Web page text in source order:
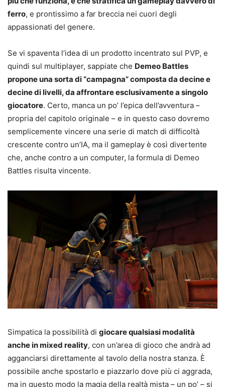
ferro, e prontissimo a far breccia nei cuori degli
appassionati del genere.
Se vi spaventa l’idea di un prodotto incentrato sul PVP, e
quindi sul multiplayer, sappiate che Demeo Battles
propone una sorta di “campagna” composta da decine e
decine di livelli, da affrontare esclusivamente a singolo
giocatore. Certo, manca un po’ l’epica dell’avventura –
propria del capitolo originale – e in questo caso dovremo
semplicemente vincere una serie di match di difficoltà
crescente contro un’IA, ma il gameplay è così divertente
che, anche contro a un computer, la formula di Demeo
Battles risulta vincente.
Simpatica la possibilità di giocare qualsiasi modalità
anche in mixed reality, con un’area di gioco che andrà ad
agganciarsi direttamente al tavolo della nostra stanza. È
possibile anche spostarlo e piazzarlo dove più ci aggrada,
ma in questo modo la magia della realtà mista – un po’ – si